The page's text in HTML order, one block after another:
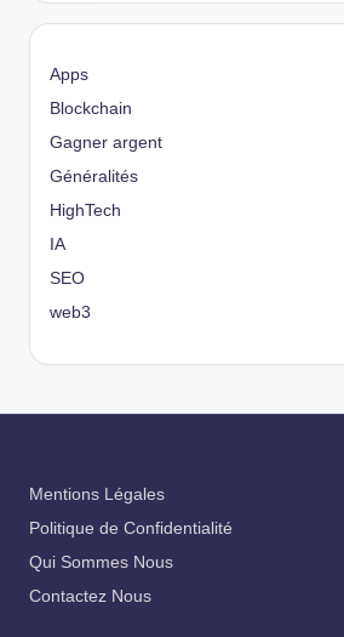
Apps
Blockchain
Gagner argent
Généralités
HighTech
IA
SEO
web3
Mentions Légales
Politique de Confidentialité
Qui Sommes Nous
Contactez Nous